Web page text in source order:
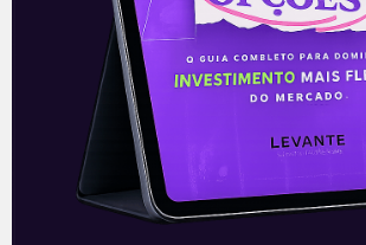
Leia mais
14/10/2021